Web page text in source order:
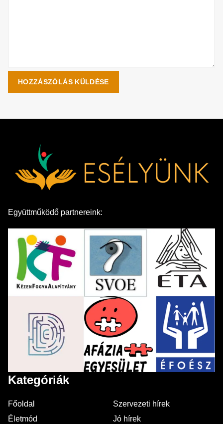
Együttműködő partnereink:
Kategóriák
Főoldal
Szervezeti hírek
Életmód
Jó hírek